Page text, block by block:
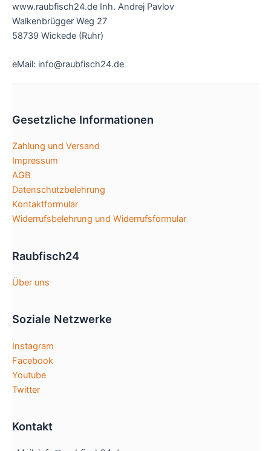
www.raubfisch24.de Inh. Andrej Pavlov
Walkenbrügger Weg 27
58739 Wickede (Ruhr)
eMail: info@raubfisch24.de
Gesetzliche Informationen
Zahlung und Versand
Impressum
AGB
Datenschutzbelehrung
Kontaktformular
Widerrufsbelehrung und Widerrufsformular
Raubfisch24
Über uns
Soziale Netzwerke
Instagram
Facebook
Youtube
Twitter
Kontakt